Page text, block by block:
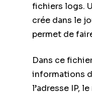
fichiers logs.
crée dans le
permet de
Dans ce
informations
l’adresse IP,